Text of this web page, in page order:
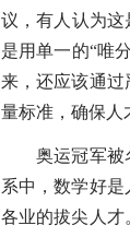
议，有人认为这
是用单一的“唯
来，还应该通过
量标准，确保人
奥运冠军被名
系中，数学好
各业的拔尖人才